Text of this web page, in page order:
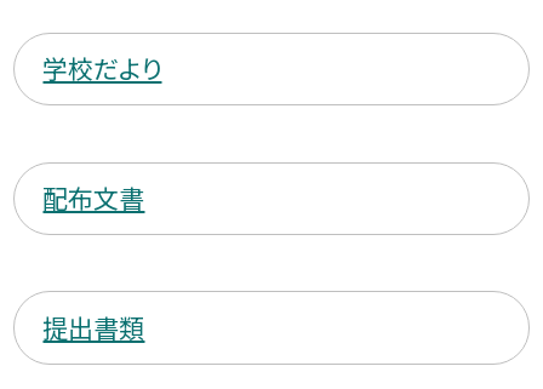
学校だより
配布文書
提出書類